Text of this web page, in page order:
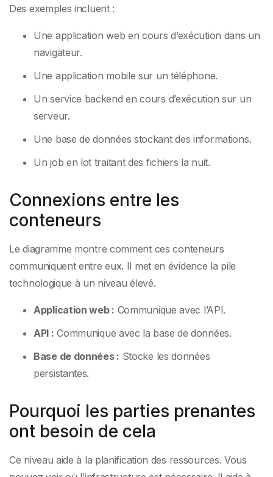
Des exemples incluent :
Une application web en cours d’exécution dans un
navigateur.
Une application mobile sur un téléphone.
Un service backend en cours d’exécution sur un
serveur.
Une base de données stockant des informations.
Un job en lot traitant des fichiers la nuit.
Connexions entre les
conteneurs
Le diagramme montre comment ces conteneurs
communiquent entre eux. Il met en évidence la pile
technologique à un niveau élevé.
Application web : Communique avec l’API.
API : Communique avec la base de données.
Base de données : Stocke les données
persistantes.
Pourquoi les parties prenantes
ont besoin de cela
Ce niveau aide à la planification des ressources. Vous